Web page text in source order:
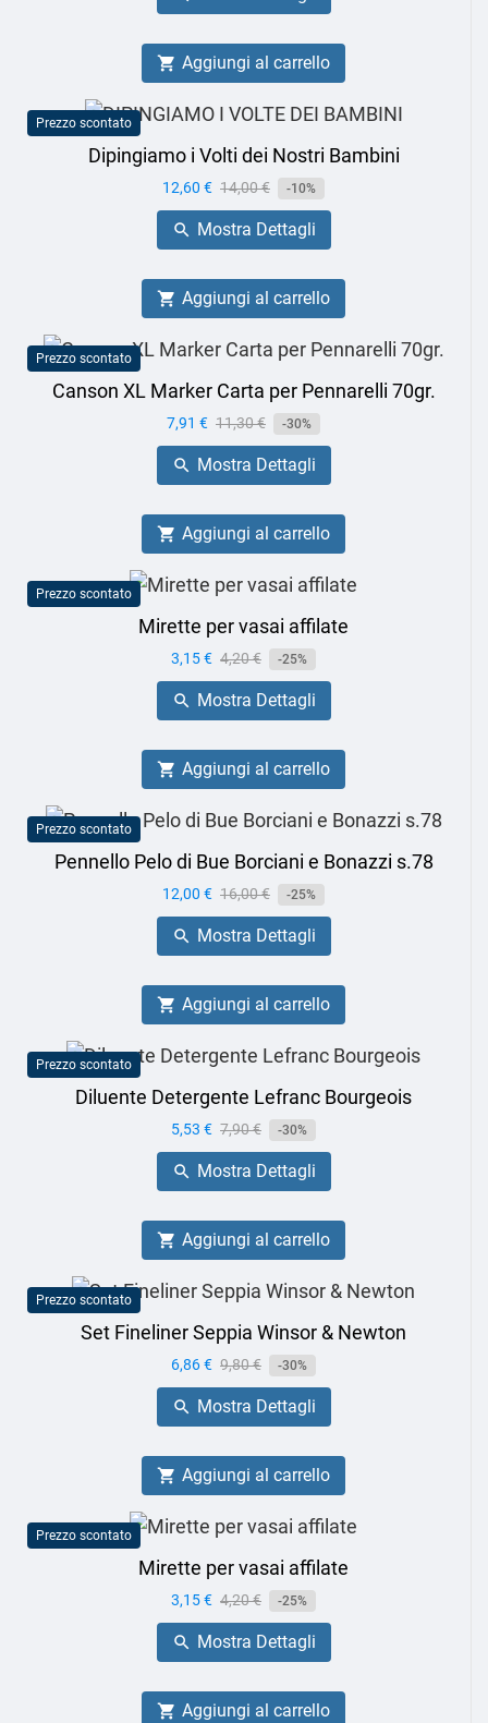
 Aggiungi al carrello
Prezzo scontato
Dipingiamo i Volti dei Nostri Bambini
Prezzo
12,60 € Prezzo
base
14,00 € -10%
 Mostra Dettagli
 Aggiungi al carrello
Prezzo scontato
Canson XL Marker Carta per Pennarelli 70gr.
Prezzo
7,91 € Prezzo
base
11,30 € -30%
 Mostra Dettagli
 Aggiungi al carrello
Prezzo scontato
Mirette per vasai affilate
Prezzo
3,15 € Prezzo
base
4,20 € -25%
 Mostra Dettagli
 Aggiungi al carrello
Prezzo scontato
Pennello Pelo di Bue Borciani e Bonazzi s.78
Prezzo
12,00 € Prezzo
base
16,00 € -25%
 Mostra Dettagli
 Aggiungi al carrello
Prezzo scontato
Diluente Detergente Lefranc Bourgeois
Prezzo
5,53 € Prezzo
base
7,90 € -30%
 Mostra Dettagli
 Aggiungi al carrello
Prezzo scontato
Set Fineliner Seppia Winsor & Newton
Prezzo
6,86 € Prezzo
base
9,80 € -30%
 Mostra Dettagli
 Aggiungi al carrello
Prezzo scontato
Mirette per vasai affilate
Prezzo
3,15 € Prezzo
base
4,20 € -25%
 Mostra Dettagli
 Aggiungi al carrello